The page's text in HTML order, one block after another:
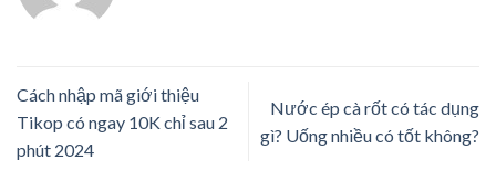
Cách nhập mã giới thiệu
Tikop có ngay 10K chỉ sau 2
phút 2024
Nước ép cà rốt có tác dụng
gì? Uống nhiều có tốt không?